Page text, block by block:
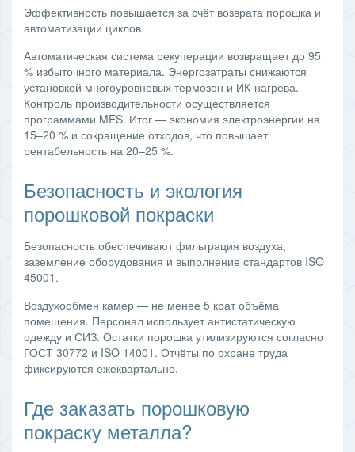
Эффективность повышается за счёт возврата порошка и
автоматизации циклов.
Автоматическая система рекуперации возвращает до 95
% избыточного материала. Энергозатраты снижаются
установкой многоуровневых термозон и ИК‑нагрева.
Контроль производительности осуществляется
программами MES. Итог — экономия электроэнергии на
15–20 % и сокращение отходов, что повышает
рентабельность на 20–25 %.
Безопасность и экология
порошковой покраски
Безопасность обеспечивают фильтрация воздуха,
заземление оборудования и выполнение стандартов ISO
45001.
Воздухообмен камер — не менее 5 крат объёма
помещения. Персонал использует антистатическую
одежду и СИЗ. Остатки порошка утилизируются согласно
ГОСТ 30772 и ISO 14001. Отчёты по охране труда
фиксируются ежеквартально.
Где заказать порошковую
покраску металла?